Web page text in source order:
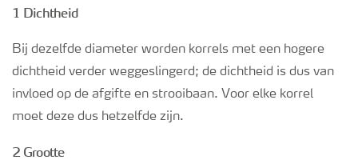
1 Dichtheid
Bij dezelfde diameter worden korrels met een hogere
dichtheid verder weggeslingerd; de dichtheid is dus van
invloed op de afgifte en strooibaan. Voor elke korrel
moet deze dus hetzelfde zijn.
2 Grootte